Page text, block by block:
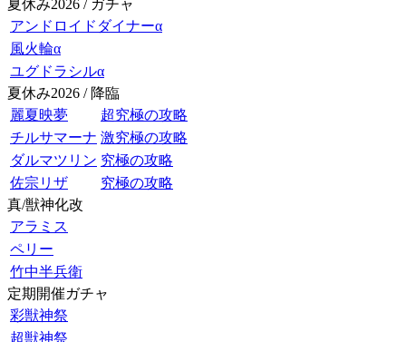
夏休み2026 / ガチャ
アンドロイドダイナーα
風火輪α
ユグドラシルα
夏休み2026 / 降臨
麗夏映夢
超究極の攻略
チルサマーナ 激究極の攻略
ダルマツリン 究極の攻略
佐宗リザ
究極の攻略
真/獣神化改
アラミス
ペリー
竹中半兵衛
定期開催ガチャ
彩獣神祭
超獣神祭